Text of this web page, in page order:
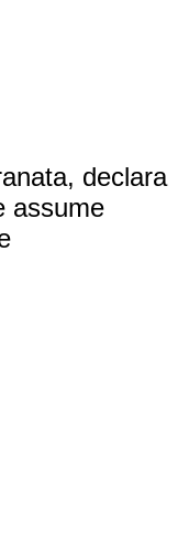
declara
assume